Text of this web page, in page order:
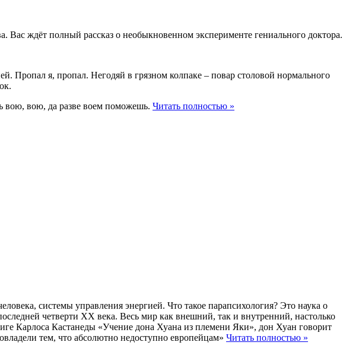
ждёт полный рассказ о необыкновенном эксперименте гениального доктора.
Пропал я, пропал. Негодяй в грязном колпаке – повар столовой нормального
вою, вою, да разве воем поможешь. Читать полностью »
системы управ­ления энергией. Что такое парапсихология? Это наука о
четверти XX века. Весь мир как внешний, так и внутренний, настолько
Карлоса Кастанеды «Учение дона Хуана из пле­мени Яки», дон Хуан говорит
тем, что абсолютно недоступно европейцам» Читать полностью »